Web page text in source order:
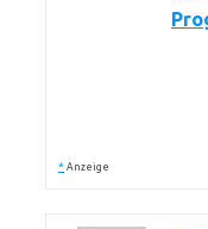
* Anzeige